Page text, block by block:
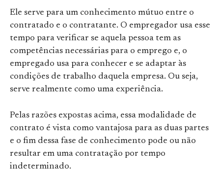
Ele serve para um conhecimento mútuo entre o
contratado e o contratante. O empregador usa esse
tempo para verificar se aquela pessoa tem as
competências necessárias para o emprego e, o
empregado usa para conhecer e se adaptar às
condições de trabalho daquela empresa. Ou seja,
serve realmente como uma experiência.
Pelas razões expostas acima, essa modalidade de
contrato é vista como vantajosa para as duas partes
e o fim dessa fase de conhecimento pode ou não
resultar em uma contratação por tempo
indeterminado.